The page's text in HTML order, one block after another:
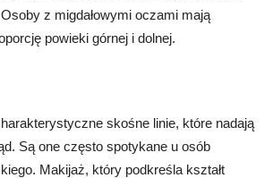
z migdałowymi oczami mają
powieki górnej i dolnej.
skośne linie, które nadają
Są one często spotykane u osób
Makijaż, który podkreśla kształt